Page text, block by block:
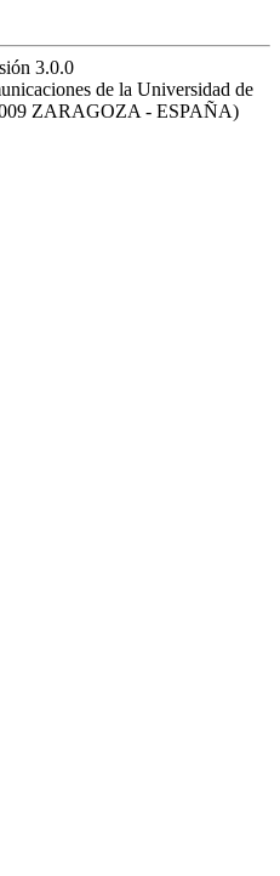
3.0.0
de la Universidad de
ZARAGOZA - ESPAÑA)